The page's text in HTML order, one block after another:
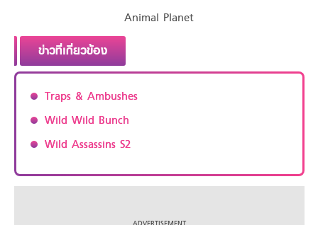
Animal Planet
ข่าวที่เกี่ยวข้อง
Traps & Ambushes
Wild Wild Bunch
Wild Assassins S2